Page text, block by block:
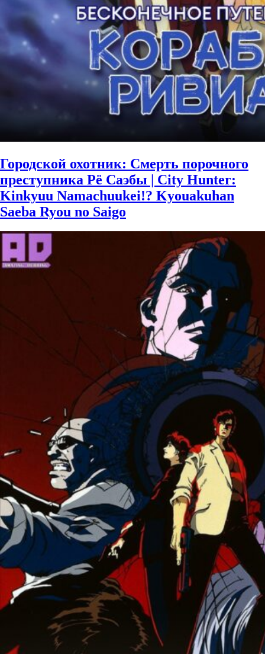
Городской охотник: Смерть порочного
преступника Рё Саэбы | City Hunter:
Kinkyuu Namachuukei!? Kyouakuhan
Saeba Ryou no Saigo